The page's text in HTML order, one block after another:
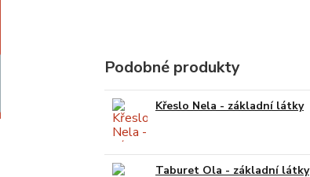
Podobné produkty
Křeslo Nela - základní látky
Taburet Ola - základní látky